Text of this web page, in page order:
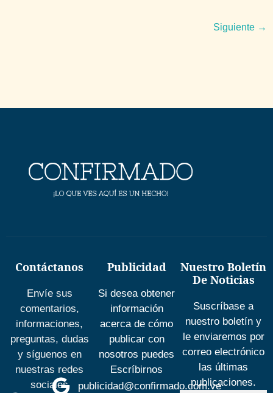
Siguiente →
Contáctanos
Envíe sus
comentarios,
informaciones,
preguntas, dudas
y síguenos en
nuestras redes
sociales
Publicidad
Si desea obtener
información
acerca de cómo
publicar con
nosotros puedes
Escríbirnos
publicidad@confirmado.com.ve
Nuestro Boletín
De Noticias
Suscríbase a
nuestro boletín y
le enviaremos por
correo electrónico
las últimas
publicaciones.